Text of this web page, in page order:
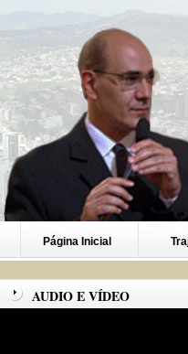
Página Inicial
AUDIO E VÍDEO